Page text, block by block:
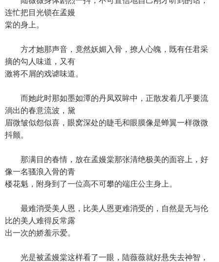
连忙把目光锁在孟嫚
棠的身上。
方才她那声音，竟然妖媚入骨，撩人心魄，既有任君采
摘的勾人味道，又有
激将不屑的戏谑味道。
而她此时那如墨如潭的丹凤双眸中，正散发着几乎要流
淌出的春意流波，黛
眉微皱似怨似喜，眼窝深处的睫毛和眼膜像是蝉翼一样微微
抖颤。
那满目的春情，放在孟嫚棠那张清绝极美的面容上，好
像一名骚浪入骨的青
楼花魁，附身到了一位高不可攀的端庄公主身上。
最难消受美人恩，比美人恩更难消受的，自然是无与伦
比的美人难得反常露
出一次的娇羞示爱。
光是被孟嫚棠这样看了一眼，陆薇薇就好悬失去神智，